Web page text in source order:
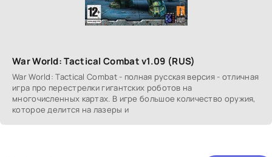
War World: Tactical Combat v1.09 (RUS)
War World: Tactical Combat - полная русская версия - отличная
игра про перестрелки гигантских роботов на
многочисленных картах. В игре большое количество оружия,
которое делится на лазеры и